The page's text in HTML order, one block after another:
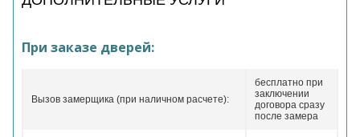
При заказе дверей:
Вызов замерщика (при наличном расчете):
бесплатно при
заключении
договора сразу
после замера